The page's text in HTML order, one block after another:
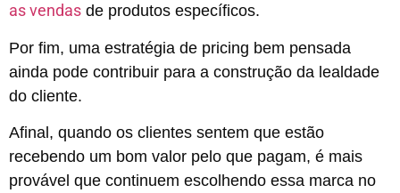
as vendas de produtos específicos.
Por fim, uma estratégia de pricing bem pensada
ainda pode contribuir para a construção da lealdade
do cliente.
Afinal, quando os clientes sentem que estão
recebendo um bom valor pelo que pagam, é mais
provável que continuem escolhendo essa marca no